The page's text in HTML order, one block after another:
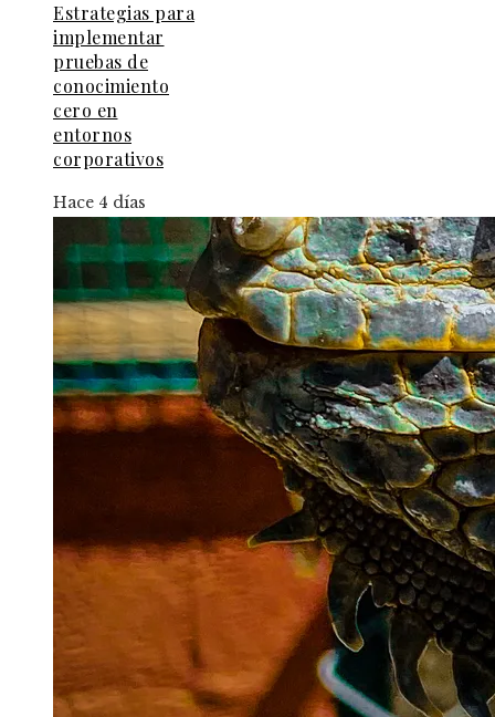
Estrategias para
implementar
pruebas de
conocimiento
cero en
entornos
corporativos
Hace 4 días